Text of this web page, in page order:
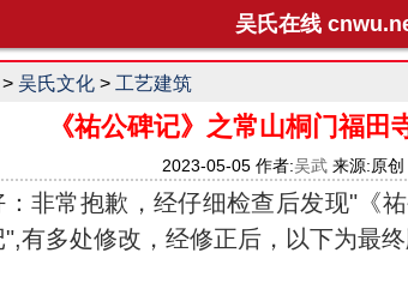
吴氏在线
> 吴氏文化 > 工艺建筑
《祐公碑记》之常山桐门福田
2023-05-05 作者:吴武 来源:原
：非常抱歉，经仔细检查后发现"《
有多处修改，经修正后，以下为最终